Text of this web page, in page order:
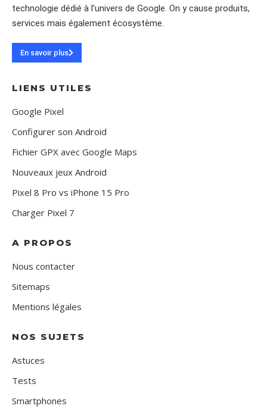
technologie dédié à l’univers de Google. On y cause produits,
services mais également écosystème.
En savoir plus
LIENS UTILES
Google Pixel
Configurer son Android
Fichier GPX avec Google Maps
Nouveaux jeux Android
Pixel 8 Pro vs iPhone 15 Pro
Charger Pixel 7
A PROPOS
Nous contacter
Sitemaps
Mentions légales
NOS SUJETS
Astuces
Tests
Smartphones